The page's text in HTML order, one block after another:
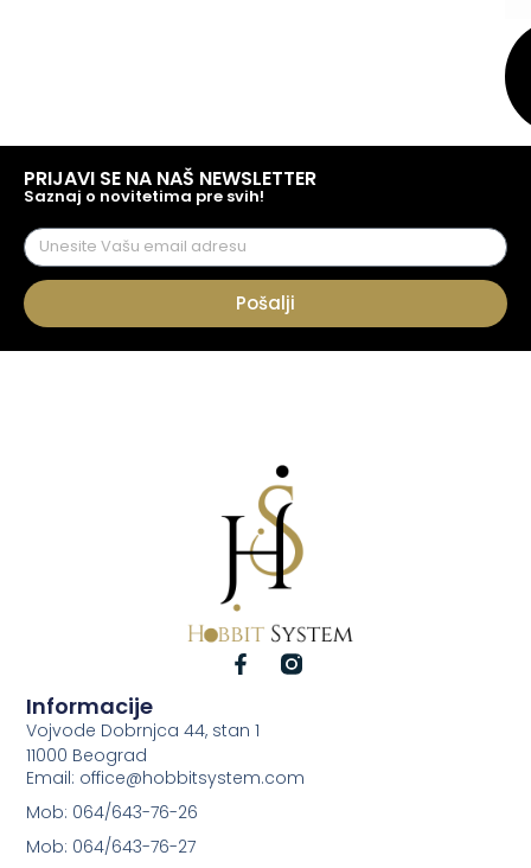
PRIJAVI SE NA NAŠ NEWSLETTER
Saznaj o novitetima pre svih!
Pošalji
Informacije
Vojvode Dobrnjca 44, stan 1
11000 Beograd
Email: office@hobbitsystem.com
Mob: 064/643-76-26
Mob: 064/643-76-27